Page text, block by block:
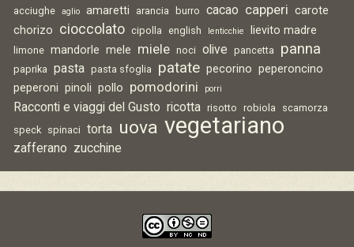
acciughe aglio amaretti arancia burro cacao capperi carote
chorizo
cioccolato cipolla english lenticchie lievito madre
limone mandorle mele miele noci olive pancetta panna
paprika pasta pasta sfoglia patate pecorino peperoncino
peperoni pinoli pollo pomodorini porri
Racconti e viaggi del Gusto ricotta risotto robiola
scamorza
speck spinaci torta uova vegetariano
zafferano zucchine